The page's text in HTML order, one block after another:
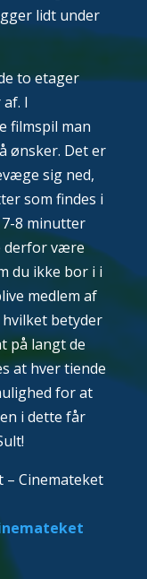
lidt under
to etager
I
filmspil man
ønsker. Det er
sig ned,
som findes i
8 minutter
derfor være
du ikke bor i i
medlem af
hvilket betyder
på langt de
at hver tiende
for at
i dette får
Cinemateket